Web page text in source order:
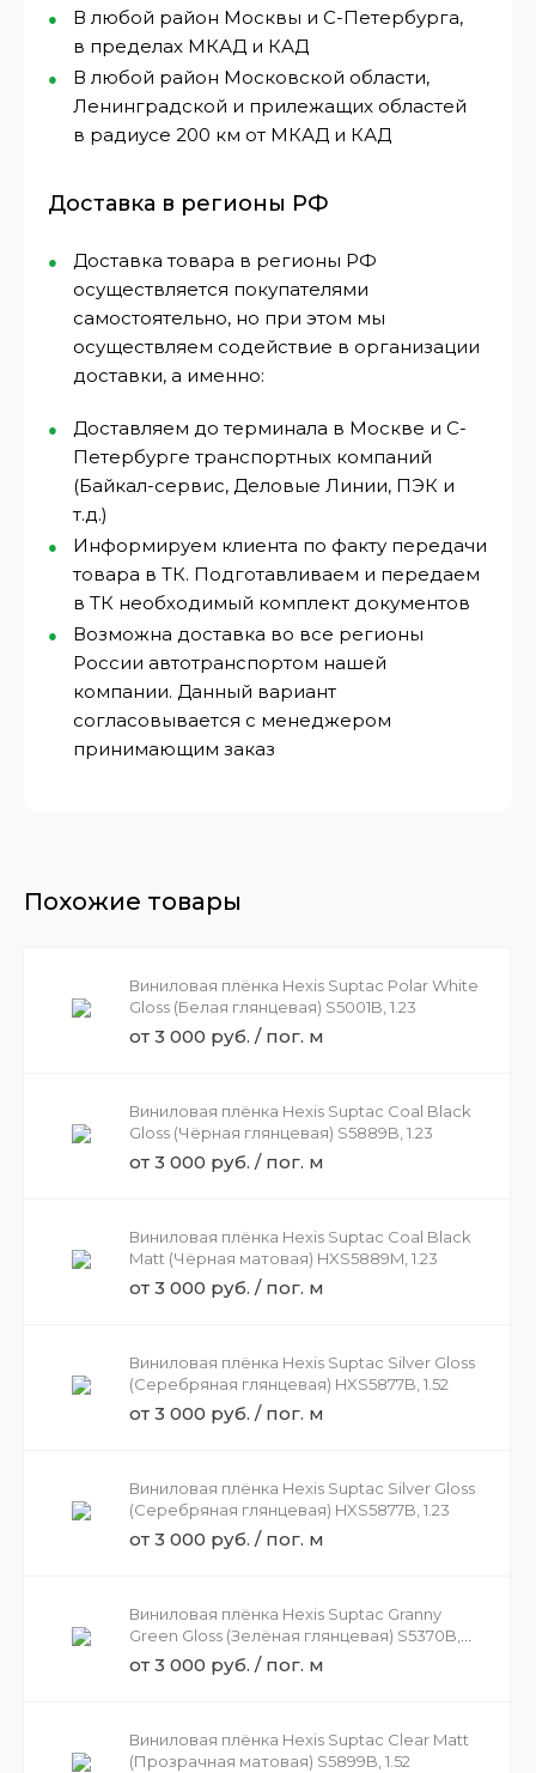
В любой район Москвы и С-Петербурга,
в пределах МКАД и КАД
В любой район Московской области,
Ленинградской и прилежащих областей
в радиусе 200 км от МКАД и КАД
Доставка в регионы РФ
Доставка товара в регионы РФ
осуществляется покупателями
самостоятельно, но при этом мы
осуществляем содействие в организации
доставки, а именно:
Доставляем до терминала в Москве и С-
Петербурге транспортных компаний
(Байкал-сервис, Деловые Линии, ПЭК и
т.д.)
Информируем клиента по факту передачи
товара в ТК. Подготавливаем и передаем
в ТК необходимый комплект документов
Возможна доставка во все регионы
России автотранспортом нашей
компании. Данный вариант
согласовывается с менеджером
принимающим заказ
Похожие товары
Виниловая плёнка Hexis Suptac Polar White
Gloss (Белая глянцевая) S5001B, 1.23
от 3 000 руб. / пог. м
Виниловая плёнка Hexis Suptac Coal Black
Gloss (Чёрная глянцевая) S5889B, 1.23
от 3 000 руб. / пог. м
Виниловая плёнка Hexis Suptac Coal Black
Matt (Чёрная матовая) HXS5889M, 1.23
от 3 000 руб. / пог. м
Виниловая плёнка Hexis Suptac Silver Gloss
(Серебряная глянцевая) HXS5877B, 1.52
от 3 000 руб. / пог. м
Виниловая плёнка Hexis Suptac Silver Gloss
(Серебряная глянцевая) HXS5877B, 1.23
от 3 000 руб. / пог. м
Виниловая плёнка Hexis Suptac Granny
Green Gloss (Зелёная глянцевая) S5370B,
от 3 000 руб. / пог. м
Виниловая плёнка Hexis Suptac Clear Matt
(Прозрачная матовая) S5899B, 1.52